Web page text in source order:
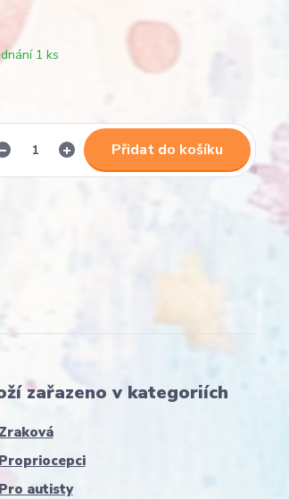
1 ks
Přidat do košíku
zařazeno v kategoriích
Zraková
Propriocepci
Pro autisty